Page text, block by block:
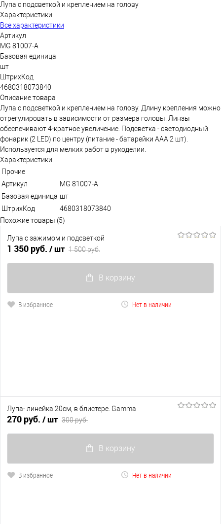
Лупа с подсветкой и креплением на голову
Характеристики:
Все характеристики
Артикул
MG 81007-А
Базовая единица
шт
ШтрихКод
4680318073840
Описание товара
Лупа с подсветкой и креплением на голову. Длину крепления можно
отрегулировать в зависимости от размера головы. Линзы
обеспечивают 4-кратное увеличение. Подсветка - светодиодный
фонарик (2 LED) по центру (питание - батарейки ААА 2 шт).
Используется для мелких работ в рукоделии.
Характеристики:
Прочие
Артикул
MG 81007-А
Базовая единица шт
ШтрихКод
4680318073840
Похожие товары (5)
Лупа с зажимом и подсветкой
1 350 руб. / шт 1 500 руб.
В корзину
В избранное Нет в наличии
Лупа- линейка 20см, в блистере. Gamma
270 руб. / шт 300 руб.
В корзину
В избранное Нет в наличии